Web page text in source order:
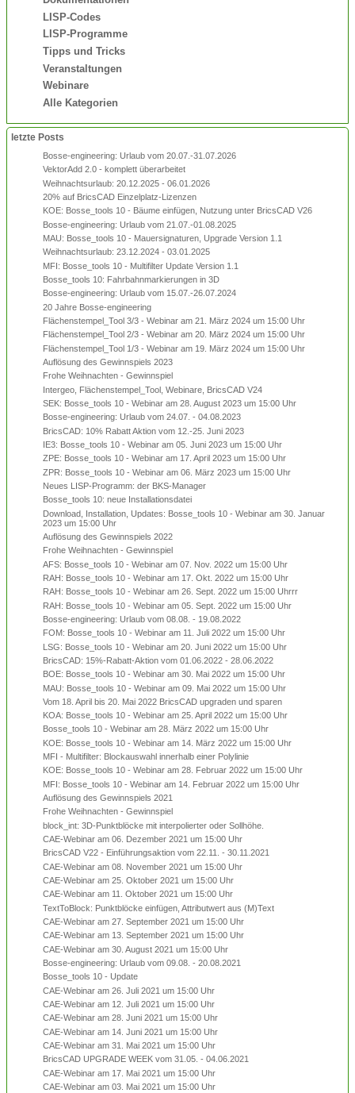
LISP-Codes
LISP-Programme
Tipps und Tricks
Veranstaltungen
Webinare
Alle Kategorien
letzte Posts
Bosse-engineering: Urlaub vom 20.07.-31.07.2026
VektorAdd 2.0 - komplett überarbeitet
Weihnachtsurlaub: 20.12.2025 - 06.01.2026
20% auf BricsCAD Einzelplatz-Lizenzen
KOE: Bosse_tools 10 - Bäume einfügen, Nutzung unter BricsCAD V26
Bosse-engineering: Urlaub vom 21.07.-01.08.2025
MAU: Bosse_tools 10 - Mauersignaturen, Upgrade Version 1.1
Weihnachtsurlaub: 23.12.2024 - 03.01.2025
MFI: Bosse_tools 10 - Multifilter Update Version 1.1
Bosse_tools 10: Fahrbahnmarkierungen in 3D
Bosse-engineering: Urlaub vom 15.07.-26.07.2024
20 Jahre Bosse-engineering
Flächenstempel_Tool 3/3 - Webinar am 21. März 2024 um 15:00 Uhr
Flächenstempel_Tool 2/3 - Webinar am 20. März 2024 um 15:00 Uhr
Flächenstempel_Tool 1/3 - Webinar am 19. März 2024 um 15:00 Uhr
Auflösung des Gewinnspiels 2023
Frohe Weihnachten - Gewinnspiel
Intergeo, Flächenstempel_Tool, Webinare, BricsCAD V24
SEK: Bosse_tools 10 - Webinar am 28. August 2023 um 15:00 Uhr
Bosse-engineering: Urlaub vom 24.07. - 04.08.2023
BricsCAD: 10% Rabatt Aktion vom 12.-25. Juni 2023
IE3: Bosse_tools 10 - Webinar am 05. Juni 2023 um 15:00 Uhr
ZPE: Bosse_tools 10 - Webinar am 17. April 2023 um 15:00 Uhr
ZPR: Bosse_tools 10 - Webinar am 06. März 2023 um 15:00 Uhr
Neues LISP-Programm: der BKS-Manager
Bosse_tools 10: neue Installationsdatei
Download, Installation, Updates: Bosse_tools 10 - Webinar am 30. Januar
2023 um 15:00 Uhr
Auflösung des Gewinnspiels 2022
Frohe Weihnachten - Gewinnspiel
AFS: Bosse_tools 10 - Webinar am 07. Nov. 2022 um 15:00 Uhr
RAH: Bosse_tools 10 - Webinar am 17. Okt. 2022 um 15:00 Uhr
RAH: Bosse_tools 10 - Webinar am 26. Sept. 2022 um 15:00 Uhrrr
RAH: Bosse_tools 10 - Webinar am 05. Sept. 2022 um 15:00 Uhr
Bosse-engineering: Urlaub vom 08.08. - 19.08.2022
FOM: Bosse_tools 10 - Webinar am 11. Juli 2022 um 15:00 Uhr
LSG: Bosse_tools 10 - Webinar am 20. Juni 2022 um 15:00 Uhr
BricsCAD: 15%-Rabatt-Aktion vom 01.06.2022 - 28.06.2022
BOE: Bosse_tools 10 - Webinar am 30. Mai 2022 um 15:00 Uhr
MAU: Bosse_tools 10 - Webinar am 09. Mai 2022 um 15:00 Uhr
Vom 18. April bis 20. Mai 2022 BricsCAD upgraden und sparen
KOA: Bosse_tools 10 - Webinar am 25. April 2022 um 15:00 Uhr
Bosse_tools 10 - Webinar am 28. März 2022 um 15:00 Uhr
KOE: Bosse_tools 10 - Webinar am 14. März 2022 um 15:00 Uhr
MFI - Multifilter: Blockauswahl innerhalb einer Polylinie
KOE: Bosse_tools 10 - Webinar am 28. Februar 2022 um 15:00 Uhr
MFI: Bosse_tools 10 - Webinar am 14. Februar 2022 um 15:00 Uhr
Auflösung des Gewinnspiels 2021
Frohe Weihnachten - Gewinnspiel
block_int: 3D-Punktblöcke mit interpolierter oder Sollhöhe.
CAE-Webinar am 06. Dezember 2021 um 15:00 Uhr
BricsCAD V22 - Einführungsaktion vom 22.11. - 30.11.2021
CAE-Webinar am 08. November 2021 um 15:00 Uhr
CAE-Webinar am 25. Oktober 2021 um 15:00 Uhr
CAE-Webinar am 11. Oktober 2021 um 15:00 Uhr
TextToBlock: Punktblöcke einfügen, Attributwert aus (M)Text
CAE-Webinar am 27. September 2021 um 15:00 Uhr
CAE-Webinar am 13. September 2021 um 15:00 Uhr
CAE-Webinar am 30. August 2021 um 15:00 Uhr
Bosse-engineering: Urlaub vom 09.08. - 20.08.2021
Bosse_tools 10 - Update
CAE-Webinar am 26. Juli 2021 um 15:00 Uhr
CAE-Webinar am 12. Juli 2021 um 15:00 Uhr
CAE-Webinar am 28. Juni 2021 um 15:00 Uhr
CAE-Webinar am 14. Juni 2021 um 15:00 Uhr
CAE-Webinar am 31. Mai 2021 um 15:00 Uhr
BricsCAD UPGRADE WEEK vom 31.05. - 04.06.2021
CAE-Webinar am 17. Mai 2021 um 15:00 Uhr
CAE-Webinar am 03. Mai 2021 um 15:00 Uhr